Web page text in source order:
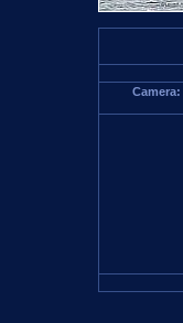
Camera: